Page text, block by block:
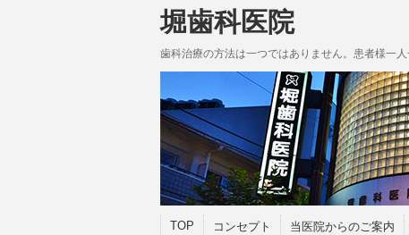
堀歯科医院
歯科治療の方法は一つではありません。患者様一
TOP コンセプト 当医院からのご案内